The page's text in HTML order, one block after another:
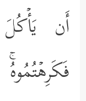
أَن
فَكَرِهۡتُمُوهُۚ